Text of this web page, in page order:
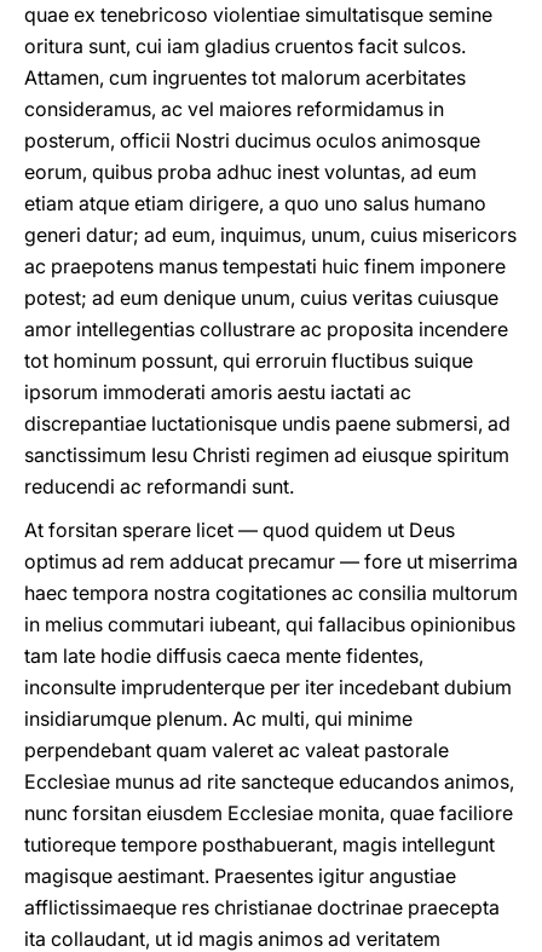
quae ex tenebricoso violentiae simultatisque semine
oritura sunt, cui iam gladius cruentos facit sulcos.
Attamen, cum ingruentes tot malorum acerbitates
consideramus, ac vel maiores reformidamus in
posterum, officii Nostri ducimus oculos animosque
eorum, quibus proba adhuc inest voluntas, ad eum
etiam atque etiam dirigere, a quo uno salus humano
generi datur; ad eum, inquimus, unum, cuius misericors
ac praepotens manus tempestati huic finem imponere
potest; ad eum denique unum, cuius veritas cuiusque
amor intellegentias collustrare ac proposita incendere
tot hominum possunt, qui erroruin fluctibus suique
ipsorum immoderati amoris aestu iactati ac
discrepantiae luctationisque undis paene submersi, ad
sanctissimum Iesu Christi regimen ad eiusque spiritum
reducendi ac reformandi sunt.
At forsitan sperare licet — quod quidem ut Deus
optimus ad rem adducat precamur — fore ut miserrima
haec tempora nostra cogitationes ac consilia multorum
in melius commutari iubeant, qui fallacibus opinionibus
tam late hodie diffusis caeca mente fidentes,
inconsulte imprudenterque per iter incedebant dubium
insidiarumque plenum. Ac multi, qui minime
perpendebant quam valeret ac valeat pastorale
Ecclesìae munus ad rite sancteque educandos animos,
nunc forsitan eiusdem Ecclesiae monita, quae faciliore
tutioreque tempore posthabuerant, magis intellegunt
magisque aestimant. Praesentes igitur angustiae
afflictissimaeque res christianae doctrinae praecepta
ita collaudant, ut id magis animos ad veritatem